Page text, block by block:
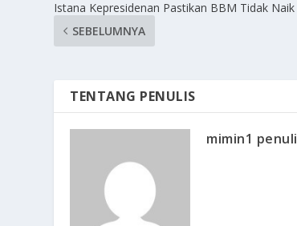
Istana Kepresidenan Pastikan BBM Tidak
SEBELUMNYA
TENTANG PENULIS
mimin1